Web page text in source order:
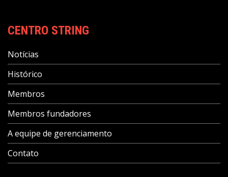
CENTRO STRING
Notícias
Histórico
Membros
Membros fundadores
A equipe de gerenciamento
Contato